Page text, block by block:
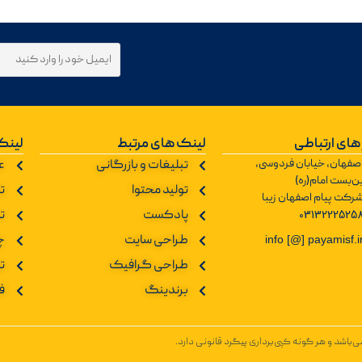
ارتباطی
اصفهان، خیابان فردوسی،
امام(ره)
شرکت پیام اصفهان زیبا
info [@]
لینک های مرتبط
تبلیغات و بازرگانی
تولید محتوا
پادکست
طراحی سایت
طراحی گرافیک
برندینگ
و هر گونه کپی‌برداری پیگرد قانونی دارد.